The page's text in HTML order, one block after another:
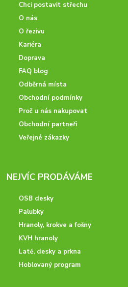
Chci postavit střechu
O nás
O řezivu
Kariéra
Doprava
FAQ blog
Odběrná místa
Obchodní podmínky
Proč u nás nakupovat
Obchodní partneři
Veřejné zákazky
NEJVÍC PRODÁVÁME
OSB desky
Palubky
Hranoly, krokve a fošny
KVH hranoly
Latě, desky a prkna
Hoblovaný program